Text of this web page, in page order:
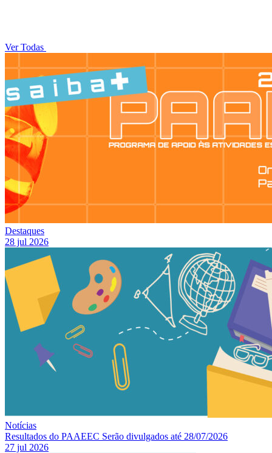
Ver Todas
Destaques
28 jul 2026
Notícias
Resultados do PAAEEC Serão divulgados até 28/07/2026
27 jul 2026